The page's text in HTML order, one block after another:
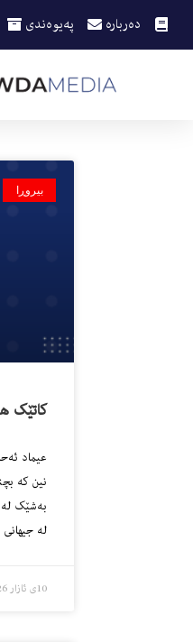
دەربارە پەیوەندی
بیروڕا
کاتێک
عیماد
نین کە
بەشێک لە
لە
10ی ئازار 2026